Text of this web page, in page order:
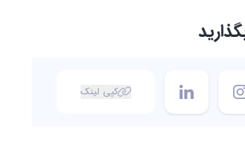
کپی لینک